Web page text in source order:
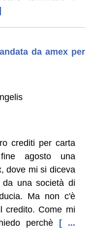
da amex per
crediti per carta
agosto una
dove mi si diceva
da una società di
Ma non c'è
credito. Come mi
perchè
[ ...